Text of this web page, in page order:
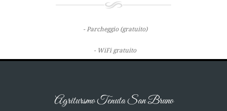
- Parcheggio (gratuito)
- WiFi gratuito
Agritursmo Tenuta San Bruno